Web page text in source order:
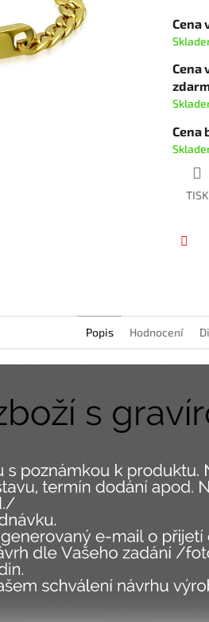
Cena
Cena
Cena
TISK
Popis Hodnocení